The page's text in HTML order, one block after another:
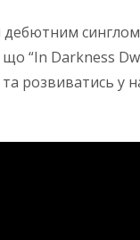
синглом
що “In Darkness
розвиватись у